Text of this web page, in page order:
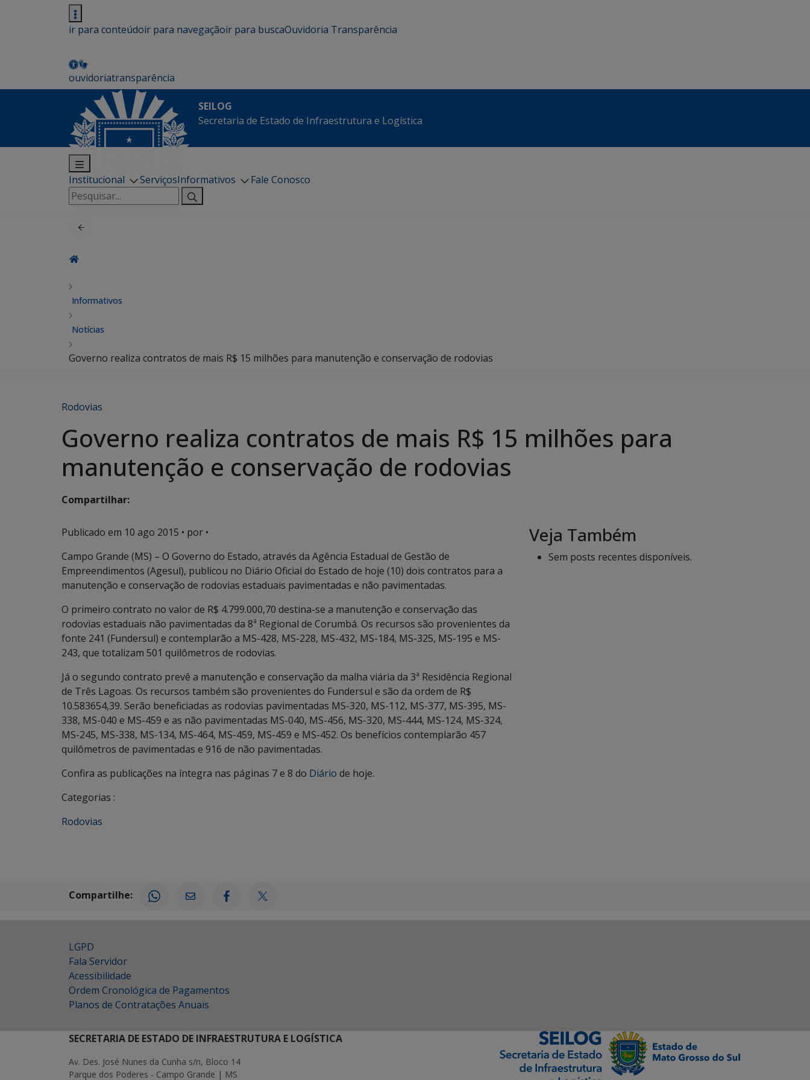
ir para conteúdoir para navegaçãoir para buscaOuvidoria Transparência
ouvidoriatransparência
SEILOG
Secretaria de Estado de Infraestrutura e Logística
Institucional ServiçosInformativos
Fale Conosco
Pesquisar
por:
Informativos
Notícias
Governo realiza contratos de mais R$ 15 milhões para manutenção e conservação de rodovias
Rodovias
Governo realiza contratos de mais R$ 15 milhões para
manutenção e conservação de rodovias
Compartilhar:
Publicado em 10 ago 2015 • por •
Campo Grande (MS) – O Governo do Estado, através da Agência Estadual de Gestão de
Empreendimentos (Agesul), publicou no Diário Oficial do Estado de hoje (10) dois contratos para a
manutenção e conservação de rodovias estaduais pavimentadas e não pavimentadas.
O primeiro contrato no valor de R$ 4.799.000,70 destina-se a manutenção e conservação das
rodovias estaduais não pavimentadas da 8ª Regional de Corumbá. Os recursos são provenientes da
fonte 241 (Fundersul) e contemplarão a MS-428, MS-228, MS-432, MS-184, MS-325, MS-195 e MS-
243, que totalizam 501 quilômetros de rodovias.
Já o segundo contrato prevê a manutenção e conservação da malha viária da 3ª Residência Regional
de Três Lagoas. Os recursos também são provenientes do Fundersul e são da ordem de R$
10.583654,39. Serão beneficiadas as rodovias pavimentadas MS-320, MS-112, MS-377, MS-395, MS-
338, MS-040 e MS-459 e as não pavimentadas MS-040, MS-456, MS-320, MS-444, MS-124, MS-324,
MS-245, MS-338, MS-134, MS-464, MS-459, MS-459 e MS-452. Os benefícios contemplarão 457
quilômetros de pavimentadas e 916 de não pavimentadas.
Confira as publicações na íntegra nas páginas 7 e 8 do Diário de hoje.
Categorias :
Rodovias
Veja Também
Sem posts recentes disponíveis.
Compartilhe:
LGPD
Fala Servidor
Acessibilidade
Ordem Cronológica de Pagamentos
Planos de Contratações Anuais
SECRETARIA DE ESTADO DE INFRAESTRUTURA E LOGÍSTICA
Av. Des. José Nunes da Cunha s/n, Bloco 14
Parque dos Poderes - Campo Grande | MS